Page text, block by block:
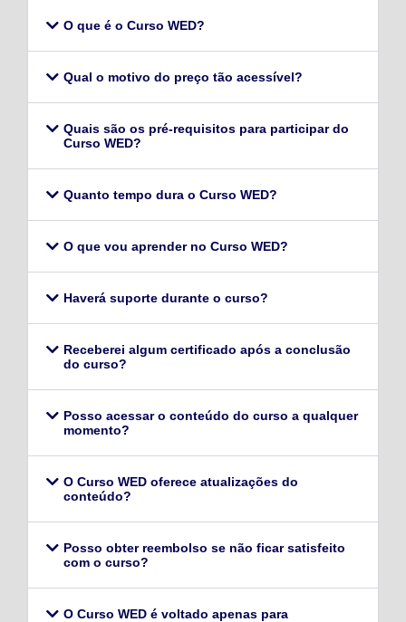
O que é o Curso WED?
Qual o motivo do preço tão acessível?
Quais são os pré-requisitos para participar do
Curso WED?
Quanto tempo dura o Curso WED?
O que vou aprender no Curso WED?
Haverá suporte durante o curso?
Receberei algum certificado após a conclusão
do curso?
Posso acessar o conteúdo do curso a qualquer
momento?
O Curso WED oferece atualizações do
conteúdo?
Posso obter reembolso se não ficar satisfeito
com o curso?
O Curso WED é voltado apenas para